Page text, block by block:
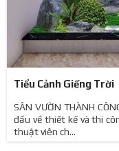
Tiểu Cảnh Giếng Trời
SÂN VƯỜN THÀNH
đầu về thiết kế và thi
thuật viên ch...